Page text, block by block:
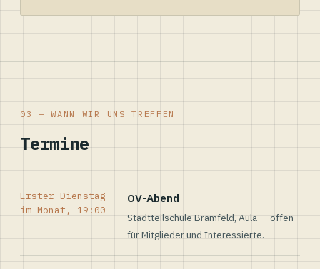
03 — WANN WIR UNS TREFFEN
Termine
Erster Dienstag
im Monat, 19:00
OV-Abend
Stadtteilschule Bramfeld, Aula — offen
für Mitglieder und Interessierte.